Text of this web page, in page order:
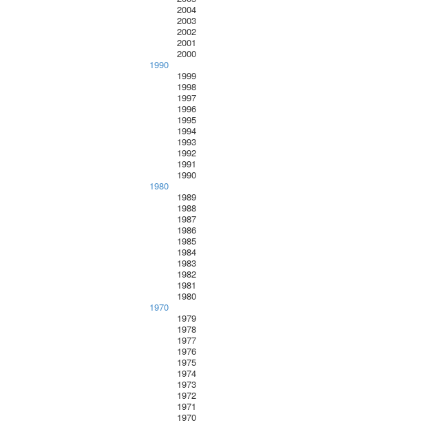
2004
2003
2002
2001
2000
1990
1999
1998
1997
1996
1995
1994
1993
1992
1991
1990
1980
1989
1988
1987
1986
1985
1984
1983
1982
1981
1980
1970
1979
1978
1977
1976
1975
1974
1973
1972
1971
1970